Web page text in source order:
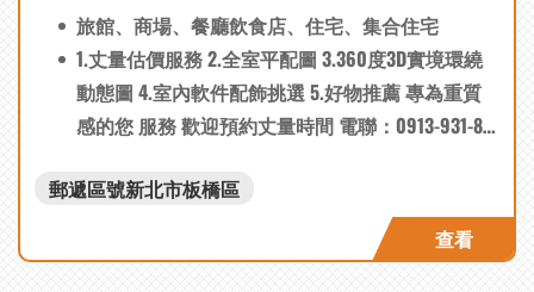
構、資源分派、任務排程、進度追蹤、製作施工查
核簡報、監造人員指揮管理、設備表、材料表、傢
俱傢飾表、繪製設計平面圖、簡報製作、估價表單
製作、工作時程擬定、立面索引圖、各向立面圖、
旅館、商場、餐廳飲食店、住宅、集合住宅
1.丈量估價服務 2.全室平配圖 3.360度3D實境環繞
動態圖 4.室內軟件配飾挑選 5.好物推薦 專為重質
感的您 服務 歡迎預約丈量時間 電聯：0913-931-80
郵遞區號新北市板橋區
查看